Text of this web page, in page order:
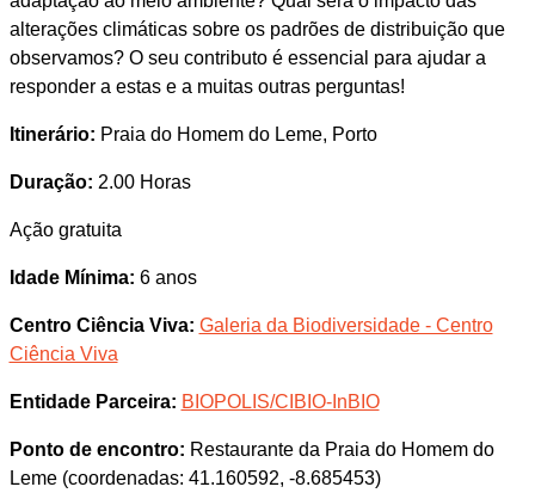
alterações climáticas sobre os padrões de distribuição que
observamos? O seu contributo é essencial para ajudar a
responder a estas e a muitas outras perguntas!
Itinerário: Praia do Homem do Leme, Porto
Duração: 2.00 Horas
Ação gratuita
Idade Mínima: 6 anos
Centro Ciência Viva: Galeria da Biodiversidade - Centro
Ciência Viva
Entidade Parceira: BIOPOLIS/CIBIO-InBIO
Ponto de encontro: Restaurante da Praia do Homem do
Leme (coordenadas: 41.160592, -8.685453)